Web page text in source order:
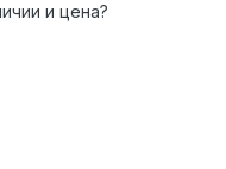
и цена?